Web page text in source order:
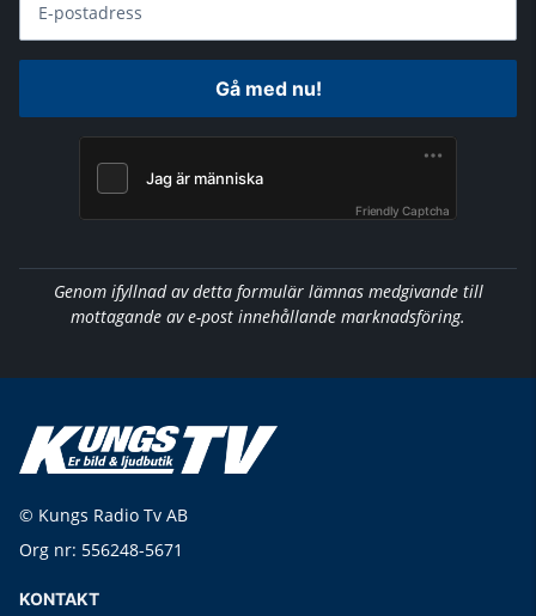
E-postadress
Gå med nu!
Friendly Captcha
Genom ifyllnad av detta formulär lämnas medgivande till
mottagande av e-post innehållande marknadsföring.
© Kungs Radio Tv AB
Org nr: 556248-5671
KONTAKT